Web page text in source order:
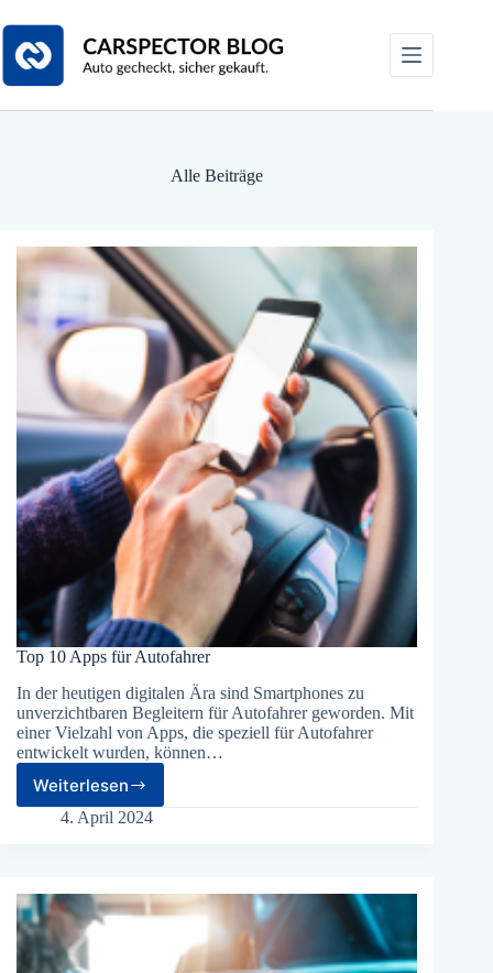
Inhalt
springen
Alle Beiträge
Top 10 Apps für Autofahrer
In der heutigen digitalen Ära sind Smartphones zu
unverzichtbaren Begleitern für Autofahrer geworden. Mit
einer Vielzahl von Apps, die speziell für Autofahrer
entwickelt wurden, können…
Weiterlesen
Top
10
4. April 2024